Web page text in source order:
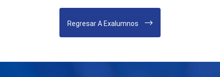
Regresar A Exalumnos